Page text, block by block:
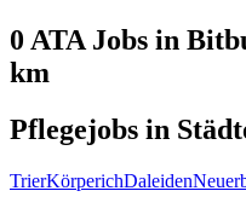
0 ATA Jobs in
km
Pflegejobs in
TrierKörperichDaleiden